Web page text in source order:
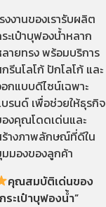
งงานของเรารับผลิต
ะเป๋าบุฟองน้ำหลาก
ายทรง พร้อมบริการ
รีนโลโก้ ปักโลโก้ และ
กแบบดีไซน์เฉพาะ
รนด์ เพื่อช่วยให้ธุรกิจ
งคุณโดดเด่นและ
างภาพลักษณ์ที่ดีใน
มองของลูกค้า
คุณสมบัติเด่นของ
ระเป๋าบุฟองน้ำ”